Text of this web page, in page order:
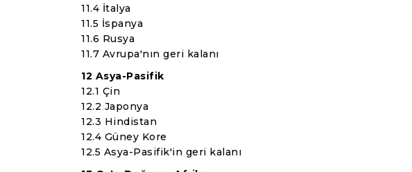
11.4 İtalya
11.5 İspanya
11.6 Rusya
11.7 Avrupa'nın geri kalanı
12 Asya-Pasifik
12.1 Çin
12.2 Japonya
12.3 Hindistan
12.4 Güney Kore
12.5 Asya-Pasifik'in geri kalanı